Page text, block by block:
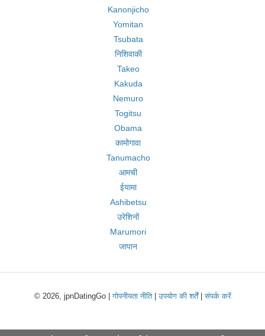
Kanonjicho
Yomitan
Tsubata
निशिवाकी
Takeo
Kakuda
Nemuro
Togitsu
Obama
कामोगावा
Tanumacho
आमची
ईयामा
Ashibetsu
उरेशिनों
Marumori
जापान
© 2026, jpnDatingGo |गोपनीयता नीति|उपयोग की शर्तें|संपर्क करें